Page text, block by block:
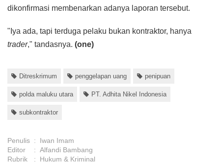
dikonfirmasi membenarkan adanya laporan tersebut.
"Iya ada, tapi terduga pelaku bukan kontraktor, hanya
trader," tandasnya. (one)
Ditreskrimum penggelapan uang penipuan
polda maluku utara PT. Adhita Nikel Indonesia
subkontraktor
Penulis :
Iwan Imam
Editor
: Alfandi Bambang
Rubrik
: Hukum & Kriminal